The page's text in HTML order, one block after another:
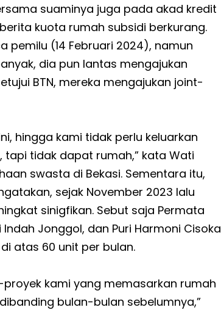
suaminya juga pada akad kredit
kuota rumah subsidi berkurang.
pemilu (14 Februari 2024), namun
dia pun lantas mengajukan
BTN, mereka mengajukan joint-
hingga kami tidak perlu keluarkan
tapi tidak dapat rumah,” kata Wati
swasta di Bekasi. Sementara itu,
sejak November 2023 lalu
sinigfikan. Sebut saja Permata
Jonggol, dan Puri Harmoni Cisoka
atas 60 unit per bulan.
kami yang memasarkan rumah
bulan-bulan sebelumnya,”